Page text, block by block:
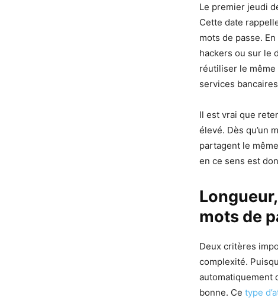
Le premier jeudi
Cette date
mots de passe.
hackers ou sur le
réutiliser le
services
Il est vrai que
élevé. Dès qu’un
partagent le
en ce sens est
mots de
Deux critères
complexité.
automatiquement
bonne. Ce type